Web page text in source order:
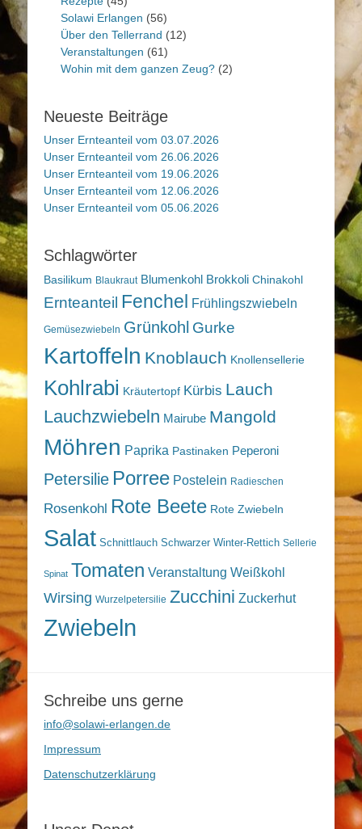
Solawi Erlangen (56)
Über den Tellerrand (12)
Veranstaltungen (61)
Wohin mit dem ganzen Zeug? (2)
Neueste Beiträge
Unser Ernteanteil vom 03.07.2026
Unser Ernteanteil vom 26.06.2026
Unser Ernteanteil vom 19.06.2026
Unser Ernteanteil vom 12.06.2026
Unser Ernteanteil vom 05.06.2026
Schlagwörter
Basilikum Blaukraut Blumenkohl Brokkoli Chinakohl
Ernteanteil Fenchel Frühlingszwiebeln
Gemüsezwiebeln Grünkohl Gurke
Kartoffeln Knoblauch Knollensellerie
Kohlrabi Kräutertopf Kürbis Lauch
Lauchzwiebeln Mairube Mangold
Möhren Paprika Pastinaken Peperoni
Petersilie Porree Postelein Radieschen
Rosenkohl Rote Beete Rote Zwiebeln
Salat Schnittlauch Schwarzer Winter-Rettich Sellerie
Spinat Tomaten Veranstaltung Weißkohl
Wirsing Wurzelpetersilie Zucchini Zuckerhut
Zwiebeln
Schreibe uns gerne
info@solawi-erlangen.de
Impressum
Datenschutzerklärung